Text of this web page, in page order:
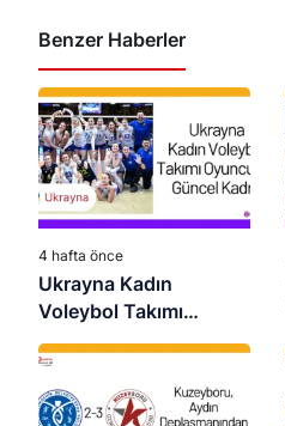
Benzer Haberler
4 hafta önce
Ukrayna Kadın
Voleybol Takımı
Oyuncuları 2026 –
Güncel Kadro